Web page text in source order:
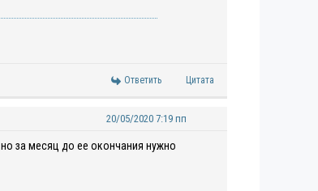
Ответить Цитата
20/05/2020 7:19 пп
за месяц до ее окончания нужно